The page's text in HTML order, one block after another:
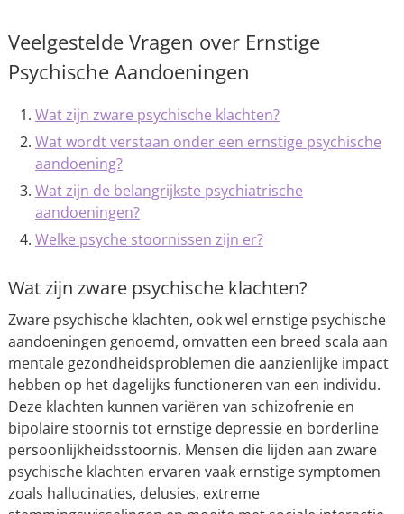
Veelgestelde Vragen over Ernstige
Psychische Aandoeningen
Wat zijn zware psychische klachten?
Wat wordt verstaan ​​onder een ernstige psychische
aandoening?
Wat zijn de belangrijkste psychiatrische
aandoeningen?
Welke psyche stoornissen zijn er?
Wat zijn zware psychische klachten?
Zware psychische klachten, ook wel ernstige psychische
aandoeningen genoemd, omvatten een breed scala aan
mentale gezondheidsproblemen die aanzienlijke impact
hebben op het dagelijks functioneren van een individu.
Deze klachten kunnen variëren van schizofrenie en
bipolaire stoornis tot ernstige depressie en borderline
persoonlijkheidsstoornis. Mensen die lijden aan zware
psychische klachten ervaren vaak ernstige symptomen
zoals hallucinaties, delusies, extreme